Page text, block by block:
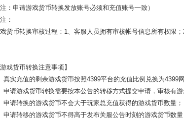
注：申请游戏货币转换发放账号必须和充值账号一致）
：
货币转换审核过程：1、客服人员拥有审核帐号信息所有权限
游戏货币转换注意事项】
真实充值的剩余游戏货币按照4399平台的充值比例兑换为4399
申请游戏货币转换需要按本公告的转移方式提交申请，审核有
申请转换的游戏货币不会大于玩家总充值获得的游戏货币数量；
申请转移的游戏货币不得高于发布关服公告时刻的游戏货币数量